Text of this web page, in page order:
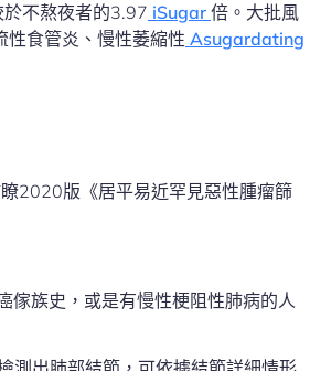
不熬夜者的3.97 iSugar 倍。大批風
性食管炎、慢性萎縮性 Asugardating
2020版《居平易近罕見惡性腫瘤篩
傢族史，或是有慢性梗阻性肺病的人